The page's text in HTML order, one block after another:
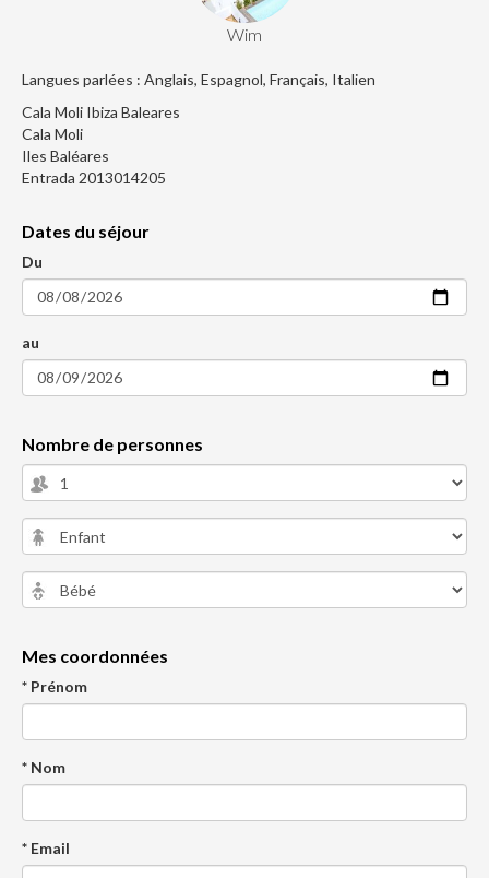
Wim
Langues parlées : Anglais, Espagnol, Français, Italien
Cala Moli Ibiza Baleares
Cala Moli
Iles Baléares
Entrada 2013014205
Dates du séjour
Du
au
Nombre de personnes
Mes coordonnées
* Prénom
* Nom
* Email